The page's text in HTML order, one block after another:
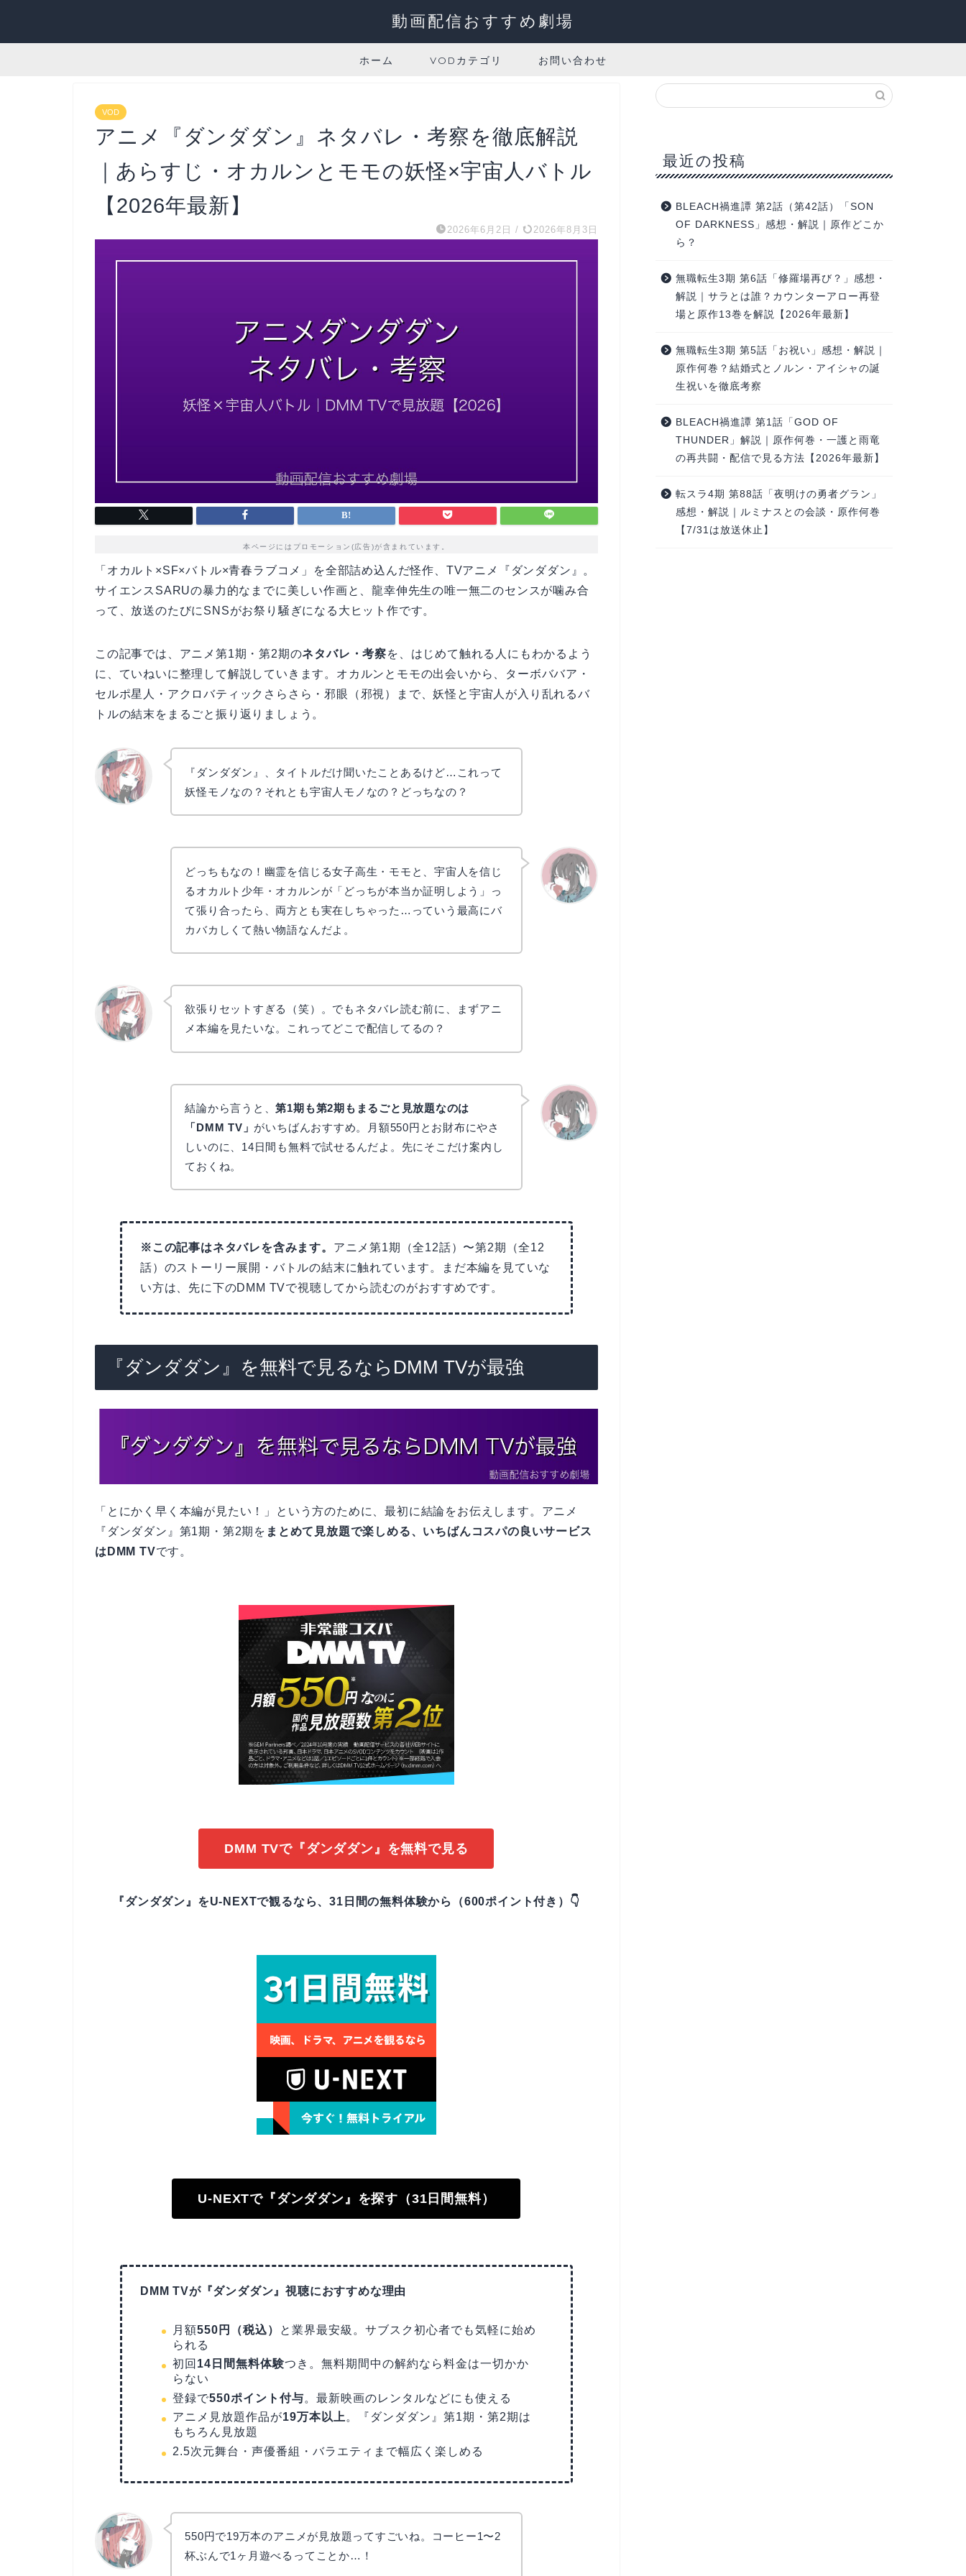
動画配信おすすめ劇場
ホーム VODカテゴリ お問い合わせ
VOD
アニメ『ダンダダン』ネタバレ・考察を徹底解説
｜あらすじ・オカルンとモモの妖怪×宇宙人バトル
【2026年最新】
2026年6月2日 / 2026年8月3日
本ページにはプロモーション(広告)が含まれています。
「オカルト×SF×バトル×青春ラブコメ」を全部詰め込んだ怪作、TVアニメ『ダンダダン』。
サイエンスSARUの暴力的なまでに美しい作画と、龍幸伸先生の唯一無二のセンスが噛み合
って、放送のたびにSNSがお祭り騒ぎになる大ヒット作です。
この記事では、アニメ第1期・第2期のネタバレ・考察を、はじめて触れる人にもわかるよう
に、ていねいに整理して解説していきます。オカルンとモモの出会いから、ターボババア・
セルポ星人・アクロバティックさらさら・邪眼（邪視）まで、妖怪と宇宙人が入り乱れるバ
トルの結末をまるごと振り返りましょう。
『ダンダダン』、タイトルだけ聞いたことあるけど…これって
妖怪モノなの？それとも宇宙人モノなの？どっちなの？
どっちもなの！幽霊を信じる女子高生・モモと、宇宙人を信じ
るオカルト少年・オカルンが「どっちが本当か証明しよう」っ
て張り合ったら、両方とも実在しちゃった…っていう最高にバ
カバカしくて熱い物語なんだよ。
欲張りセットすぎる（笑）。でもネタバレ読む前に、まずアニ
メ本編を見たいな。これってどこで配信してるの？
結論から言うと、第1期も第2期もまるごと見放題なのは
「DMM TV」 がいちばんおすすめ。月額550円とお財布にやさ
しいのに、14日間も無料で試せるんだよ。先にそこだけ案内し
ておくね。
※この記事はネタバレを含みます。 アニメ第1期（全12話）〜第2期（全12
話）のストーリー展開・バトルの結末に触れています。まだ本編を見ていな
い方は、先に下のDMM TVで視聴してから読むのがおすすめです。
『ダンダダン』を無料で見るならDMM TVが最強
「とにかく早く本編が見たい！」という方のために、最初に結論をお伝えします。アニメ
『ダンダダン』第1期・第2期を まとめて見放題で楽しめる、いちばんコスパの良いサービス
はDMM TVです。
DMM TVで『ダンダダン』を無料で見る
『ダンダダン』をU-NEXTで観るなら、31日間の無料体験から（600ポイント付き）👇
U-NEXTで『ダンダダン』を探す（31日間無料）
DMM TVが『ダンダダン』視聴におすすめな理由
月額550円（税込）
と業界最安級。サブスク初心者でも気軽に始め
られる
初回 14日間無料体験つき。無料期間中の解約なら料金は一切かか
らない
登録で550ポイント付与。最新映画のレンタルなどにも使える
アニメ見放題作品が19万本以上。『ダンダダン』第1期・第2期は
もちろん見放題
2.5次元舞台・声優番組・バラエティまで幅広く楽しめる
550円で19万本のアニメが見放題ってすごいね。コーヒー1〜2
杯ぶんで1ヶ月遊べるってことか…！
最近の投稿
BLEACH禍進譚 第2話（第42話）「SON
OF DARKNESS」感想・解説｜原作どこか
ら？
無職転生3期 第6話「修羅場再び？」感想・
解説｜サラとは誰？カウンターアロー再登
場と原作13巻を解説【2026年最新】
無職転生3期 第5話「お祝い」感想・解説｜
原作何巻？結婚式とノルン・アイシャの誕
生祝いを徹底考察
BLEACH禍進譚 第1話「GOD OF
THUNDER」解説｜原作何巻・一護と雨竜
の再共闘・配信で見る方法【2026年最新】
転スラ4期 第88話「夜明けの勇者グラン」
感想・解説｜ルミナスとの会談・原作何巻
【7/31は放送休止】